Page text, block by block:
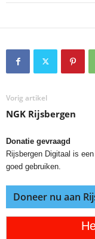
Vorig artikel
NGK Rijsbergen
Donatie gevraagd
Rijsbergen Digitaal is
goed gebruiken.
Doneer nu aan